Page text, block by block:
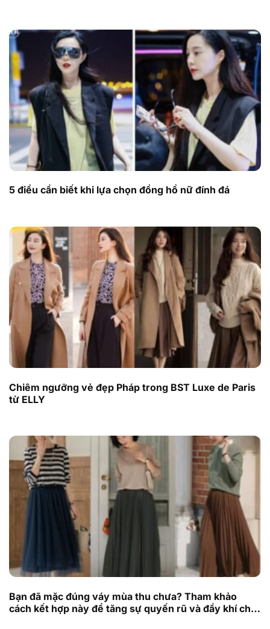
5 điều cần biết khi lựa chọn đồng hồ nữ đính đá
Chiêm ngưỡng vẻ đẹp Pháp trong BST Luxe de Paris
từ ELLY
Bạn đã mặc đúng váy mùa thu chưa? Tham khảo
cách kết hợp này để tăng sự quyến rũ và đầy khí chất